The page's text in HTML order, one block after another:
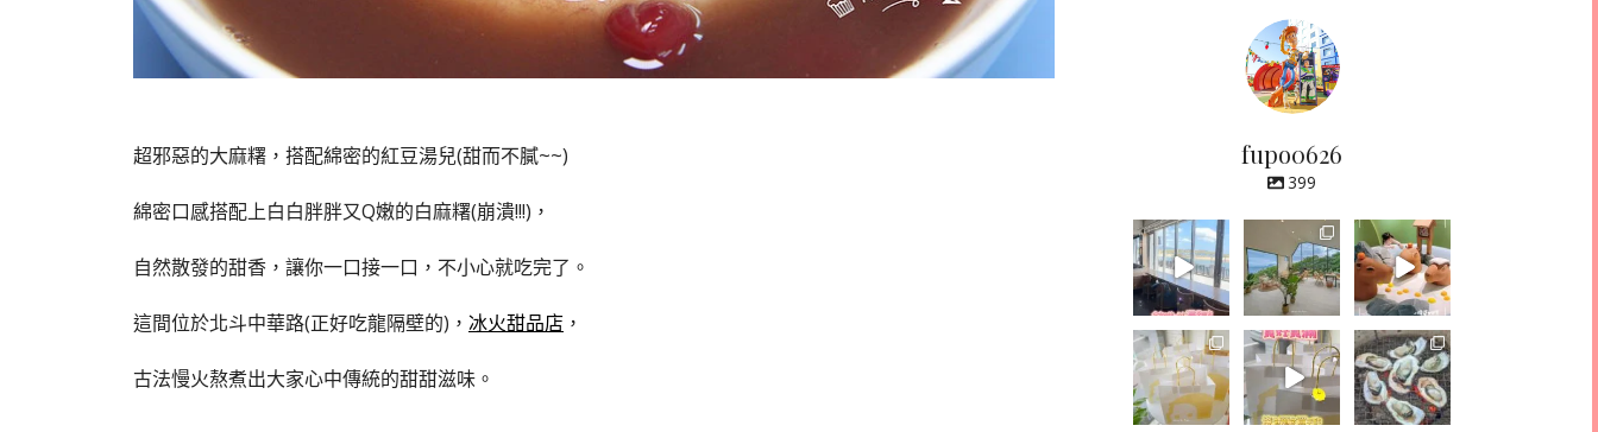
超邪惡的大麻糬，搭配綿密的紅豆湯兒(甜而不膩~~)
綿密口感搭配上白白胖胖又Q嫩的白麻糬(崩潰!!!)，
自然散發的甜香，讓你一口接一口，不小心就吃完了。
這間位於北斗中華路(正好吃龍隔壁的)， 冰火甜品店 ，
古法慢火熬煮出大家心中傳統的甜甜滋味。
fupo0626
399